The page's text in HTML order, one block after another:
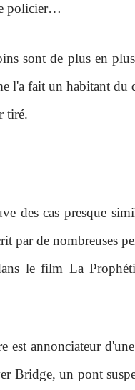
policier…
sont de plus en
l'a fait un habitant du
tiré.
des cas presque
par de nombreuses
le film La
est annonciateur
Bridge, un pont